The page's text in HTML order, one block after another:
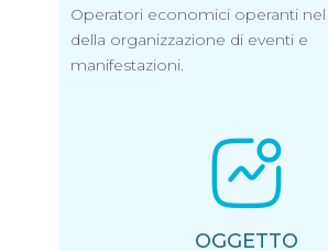
Operatori economici operanti
della organizzazione di eventi e
manifestazioni.
OGGETTO